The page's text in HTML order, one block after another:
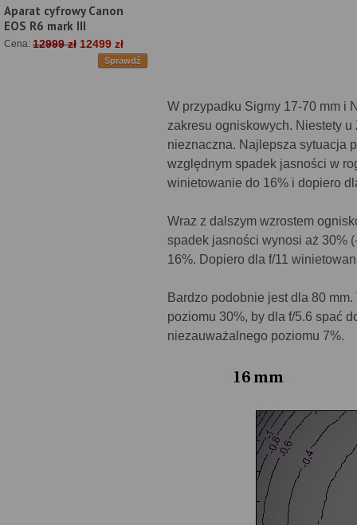
Aparat cyfrowy Canon
EOS R6 mark III
Cena: 12999 zł 12499 zł
Sprawdź
W przypadku Sigmy 17-70 mm i
zakresu ogniskowych. Niestety
nieznaczna. Najlepsza sytuacja
względnym spadek jasności w
winietowanie do 16% i dopiero
Wraz z dalszym wzrostem
spadek jasności wynosi aż 30%
16%. Dopiero dla f/11
Bardzo podobnie jest dla 80
poziomu 30%, by dla f/5.6 spać
niezauważalnego poziomu 7%.